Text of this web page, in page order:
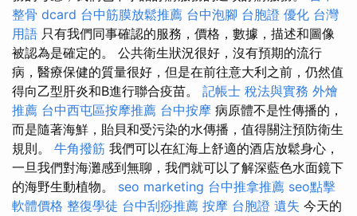
整骨 dcard 台中筋膜放鬆推薦 台中泡腳 台胞證 優化 台灣
用語 只有我們同事確認的服務，價格，數據，描述和圖像
被認為是確定的。 公共衛生狀況很好，沒有預期的流行
病，醫療保健的質量很好，但是在前往意大利之前，仍然值
得向乙型肝炎和B進行聯合疫苗。 記帳士 稅法與實務 外燴
推薦 台中西屯區按摩推薦 台中按摩 病原體不是性傳播的，
而是隨著海鮮，貽貝和受污染的水傳播，值得關注預防衛生
規則。 牛角撥筋 我們可以在紅海上舒適的酒店放鬆身心，
一旦我們對海灘感到無聊，我們就可以了解深藍色水面鏡下
的海野生動植物。 seo marketing 台中推拿推薦 seo點擊
軟體價格 整復學徒 台中刮痧推薦 按摩 台胞證 遺失 今天的